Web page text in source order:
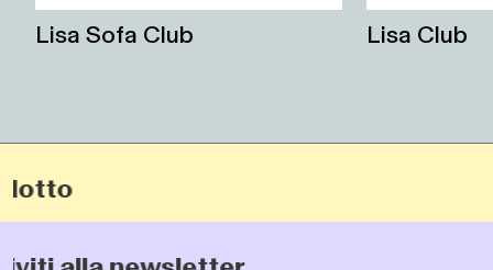
Lisa Sofa Club Lisa Club